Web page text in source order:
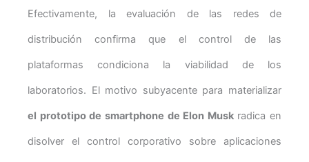
Efectivamente, la evaluación de las redes de
distribución confirma que el control de las
plataformas condiciona la viabilidad de los
laboratorios. El motivo subyacente para materializar
el prototipo de smartphone de Elon Muskradica en
disolver el control corporativo sobre aplicaciones